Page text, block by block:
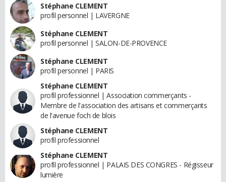
Stéphane CLEMENT
profil personnel | LAVERGNE
Stéphane CLEMENT
profil personnel | SALON-DE-PROVENCE
Stéphane CLEMENT
profil personnel | PARIS
Stéphane CLEMENT
profil professionnel | Association commerçants -
Membre de l'association des artisans et commerçants
de l'avenue foch de blois
Stéphane CLEMENT
profil professionnel
Stéphane CLEMENT
profil professionnel | PALAIS DES CONGRES - Régisseur
lumière